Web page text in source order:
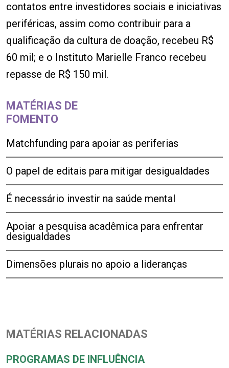
contatos entre investidores sociais e iniciativas
periféricas, assim como contribuir para a
qualificação da cultura de doação, recebeu R$
60 mil; e o Instituto Marielle Franco recebeu
repasse de R$ 150 mil.
MATÉRIAS DE
FOMENTO
Matchfunding para apoiar as periferias
O papel de editais para mitigar desigualdades
É necessário investir na saúde mental
Apoiar a pesquisa acadêmica para enfrentar
desigualdades
Dimensões plurais no apoio a lideranças
MATÉRIAS RELACIONADAS
PROGRAMAS DE INFLUÊNCIA